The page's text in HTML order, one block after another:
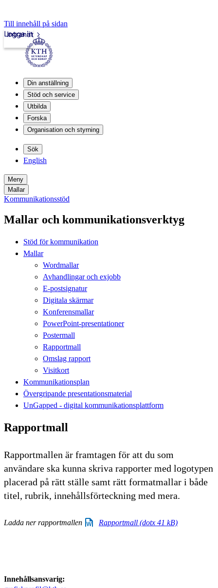
Till innehåll på sidan
Intranät
Logga in
Din anställning
Stöd och service
Utbilda
Forska
Organisation och styrning
Sök
English
Meny
Mallar
Kommunikationsstöd
Mallar och kommunikationsverktyg
Stöd för kommunikation
Mallar
Wordmallar
Avhandlingar och exjobb
E-postsignatur
Digitala skärmar
Konferensmallar
PowerPoint-presentationer
Postermall
Rapportmall
Omslag rapport
Visitkort
Kommunikationsplan
Övergripande presentationsmaterial
UnGapped - digital kommunikationsplattform
Rapportmall
Rapportmallen är framtagen för att du som
användare ska kunna skriva rapporter med logotypen
placerad på rätt ställe samt rätt formatmallar i både
titel, rubrik, innehållsförteckning med mera.
Ladda ner rapportmallen Rapportmall (dotx 41 kB)
Innehållsansvarig: